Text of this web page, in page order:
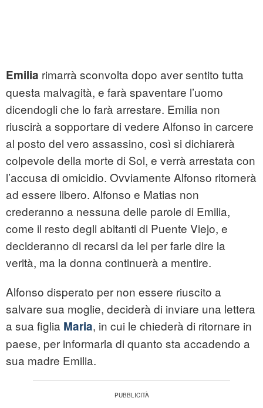
Emilia rimarrà sconvolta dopo aver sentito tutta
questa malvagità, e farà spaventare l’uomo
dicendogli che lo farà arrestare. Emilia non
riuscirà a sopportare di vedere Alfonso in carcere
al posto del vero assassino, così si dichiarerà
colpevole della morte di Sol, e verrà arrestata con
l’accusa di omicidio. Ovviamente Alfonso ritornerà
ad essere libero. Alfonso e Matias non
crederanno a nessuna delle parole di Emilia,
come il resto degli abitanti di Puente Viejo, e
decideranno di recarsi da lei per farle dire la
verità, ma la donna continuerà a mentire.
Alfonso disperato per non essere riuscito a
salvare sua moglie, deciderà di inviare una lettera
a sua figlia Maria, in cui le chiederà di ritornare in
paese, per informarla di quanto sta accadendo a
sua madre Emilia.